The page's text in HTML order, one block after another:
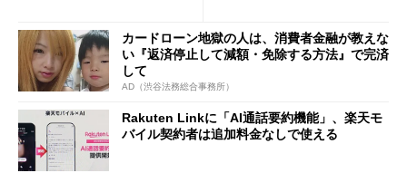
カードローン地獄の人は、消費者金融が教えな
い『返済停止して減額・免除する方法』で完済
して
AD（渋谷法務総合事務所）
Rakuten Linkに「AI通話要約機能」、楽天モ
バイル契約者は追加料金なしで使える